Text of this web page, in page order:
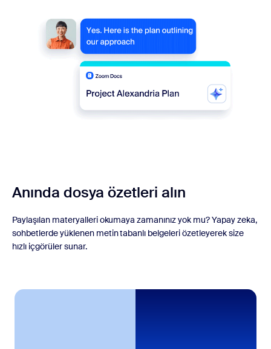
Anında dosya özetleri alın
Paylaşılan materyalleri okumaya zamanınız yok mu? Yapay zeka,
sohbetlerde yüklenen metin tabanlı belgeleri özetleyerek size
hızlı içgörüler sunar.